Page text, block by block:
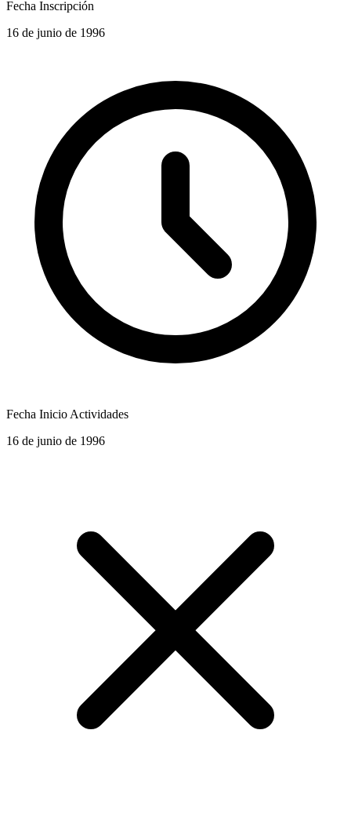
Fecha Inscripción
16 de junio de 1996
Fecha Inicio Actividades
16 de junio de 1996